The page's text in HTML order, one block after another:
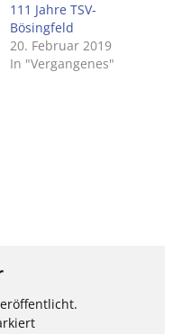
111 Jahre TSV-
Bösingfeld
20. Februar 2019
In "Vergangenes"